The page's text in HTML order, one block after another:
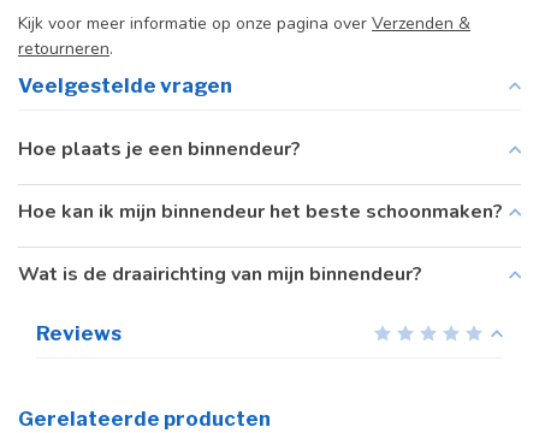
Kijk voor meer informatie op onze pagina over Verzenden &
retourneren.
Veelgestelde vragen
Hoe plaats je een binnendeur?
Hoe kan ik mijn binnendeur het beste schoonmaken?
Wat is de draairichting van mijn binnendeur?
Reviews
Gerelateerde producten